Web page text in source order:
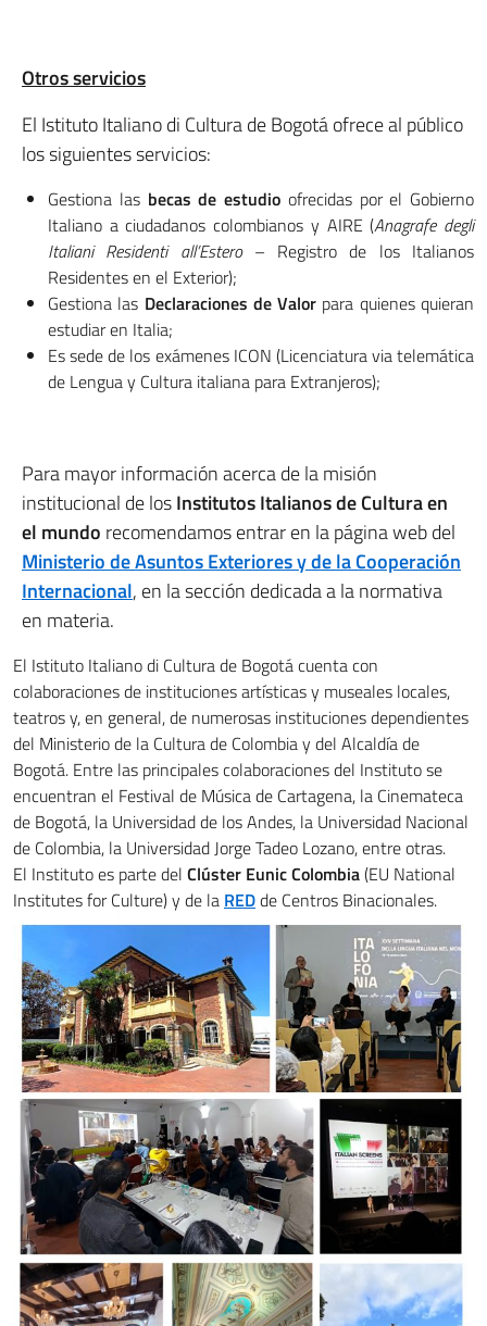
Otros servicios
El Istituto Italiano di Cultura de Bogotá ofrece al público
los siguientes servicios:
Gestiona las becas de estudio ofrecidas por el Gobierno
Italiano a ciudadanos colombianos y AIRE (Anagrafe degli
Italiani Residenti all’Estero– Registro de los Italianos
Residentes en el Exterior);
Gestiona las Declaraciones de Valor para quienes quieran
estudiar en Italia;
Es sede de los exámenes ICON (Licenciatura via telemática
de Lengua y Cultura italiana para Extranjeros);
Para mayor información acerca de la misión
institucional de losInstitutos Italianos de Cultura en
el mundo recomendamos entrar en la página web del
Ministerio de Asuntos Exteriores y de la Cooperación
Internacional, en la sección dedicada a la normativa
en materia.
El Istituto Italiano di Cultura de Bogotá cuenta con
colaboraciones de instituciones artísticas y museales locales,
teatros y, en general, de numerosas instituciones dependientes
del Ministerio de la Cultura de Colombia y del Alcaldía de
Bogotá. Entre las principales colaboraciones del Instituto se
encuentran el Festival de Música de Cartagena, la Cinemateca
de Bogotá, la Universidad de los Andes, la Universidad Nacional
de Colombia, la Universidad Jorge Tadeo Lozano, entre otras.
El Instituto es parte del Clúster Eunic Colombia(EU National
Institutes for Culture) y de la REDde Centros Binacionales.